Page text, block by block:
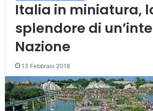
Italia in miniatura,
splendore di
Nazione
13 Febbraio 2018